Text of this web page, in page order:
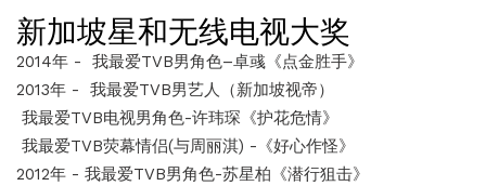
新加坡星和无线电视大奖
2014年 - 我最爱TVB男角色–卓彧《点金胜手》
2013年 - 我最爱TVB男艺人（新加坡视帝）
我最爱TVB电视男角色-许玮琛《护花危情》
我最爱TVB荧幕情侣(与周丽淇) -《好心作怪》
2012年 - 我最爱TVB男角色-苏星柏《潜行狙击》